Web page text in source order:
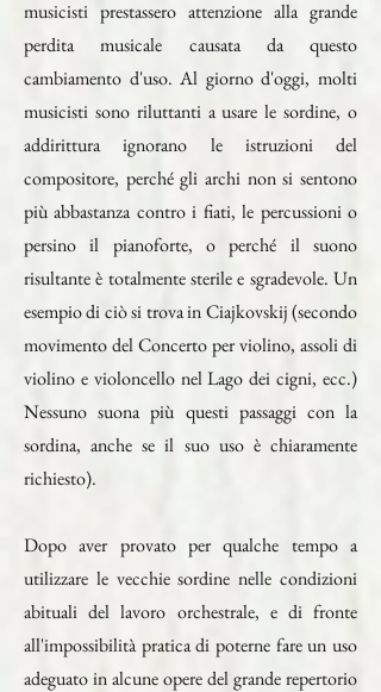
musicisti prestassero attenzione alla grande
perdita musicale causata da questo
cambiamento d'uso. Al giorno d'oggi, molti
musicisti sono riluttanti a usare le sordine, o
addirittura ignorano le istruzioni del
compositore, perché gli archi non si sentono
più abbastanza contro i fiati, le percussioni o
persino il pianoforte, o perché il suono
risultante è totalmente sterile e sgradevole. Un
esempio di ciò si trova in Ciajkovskij (secondo
movimento del Concerto per violino, assoli di
violino e violoncello nel Lago dei cigni, ecc.)
Nessuno suona più questi passaggi con la
sordina, anche se il suo uso è chiaramente
richiesto).
Dopo aver provato per qualche tempo a
utilizzare le vecchie sordine nelle condizioni
abituali del lavoro orchestrale, e di fronte
all'impossibilità pratica di poterne fare un uso
adeguato in alcune opere del grande repertorio